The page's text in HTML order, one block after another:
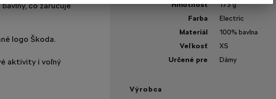
čo zaručuje
logo Škoda.
aktivity i voľný
Hmotnosť
173g
Farba
Electric
Materiál
100% bavlna
Veľkosť
XS
Určené pre
Dámy
Výrobca